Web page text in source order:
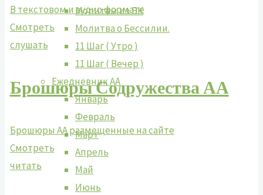
Молитвы из БК
Молитва о Бессилии.
11 Шаг ( Утро )
11 Шаг ( Вечер )
Ежедневник АА
Январь
Февраль
Март
Апрель
Май
Июнь
В текстовом и аудио формате
Смотреть
слушать
Брошюры Содружества АА
Брошюры АА размещенные на сайте
Смотреть
читать